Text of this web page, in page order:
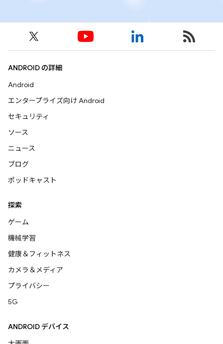
ANDROID の詳細
Android
エンタープライズ向け Android
セキュリティ
ソース
ニュース
ブログ
ポッドキャスト
探索
ゲーム
機械学習
健康＆フィットネス
カメラ＆メディア
プライバシー
5G
ANDROID デバイス